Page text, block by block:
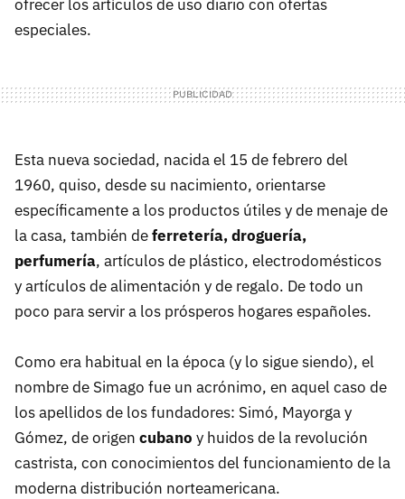
ofrecer los artículos de uso diario con ofertas
especiales.
Esta nueva sociedad, nacida el 15 de febrero del
1960, quiso, desde su nacimiento, orientarse
específicamente a los productos útiles y de menaje de
la casa, también deferretería, droguería,
perfumería, artículos de plástico, electrodomésticos
y artículos de alimentación y de regalo. De todo un
poco para servir a los prósperos hogares españoles.
Como era habitual en la época (y lo sigue siendo), el
nombre de Simago fue un acrónimo, en aquel caso de
los apellidos de los fundadores: Simó, Mayorga y
Gómez, de origen cubano y huidos de la revolución
castrista, con conocimientos del funcionamiento de la
moderna distribución norteamericana.